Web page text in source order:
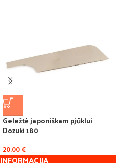
Geležtė japoniškam pjūklui
Dozuki 180
20.00€